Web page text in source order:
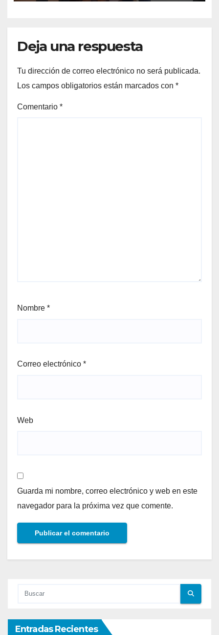
Deja una respuesta
Tu dirección de correo electrónico no será publicada.
Los campos obligatorios están marcados con *
Comentario *
Nombre *
Correo electrónico *
Web
Guarda mi nombre, correo electrónico y web en este
navegador para la próxima vez que comente.
Entradas Recientes